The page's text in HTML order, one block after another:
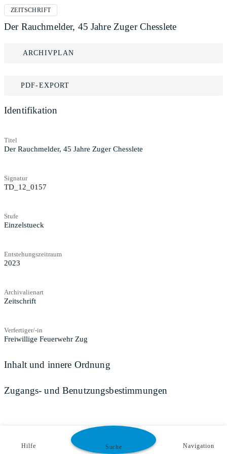
ZEITSCHRIFT
Der Rauchmelder, 45 Jahre Zuger Chesslete
ARCHIVPLAN
PDF-EXPORT
Identifikation
Titel
Der Rauchmelder, 45 Jahre Zuger Chesslete
Signatur
TD_12_0157
Stufe
Einzelstueck
Entstehungszeitraum
2023
Archivalienart
Zeitschrift
Verfertiger/-in
Freiwillige Feuerwehr Zug
Inhalt und innere Ordnung
Zugangs- und Benutzungsbestimmungen
Hilfe Suche Navigation